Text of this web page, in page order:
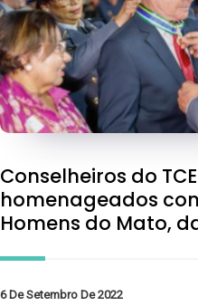
Conselheiros do
homenageados
Homens do Mato,
6 De Setembro De 2022